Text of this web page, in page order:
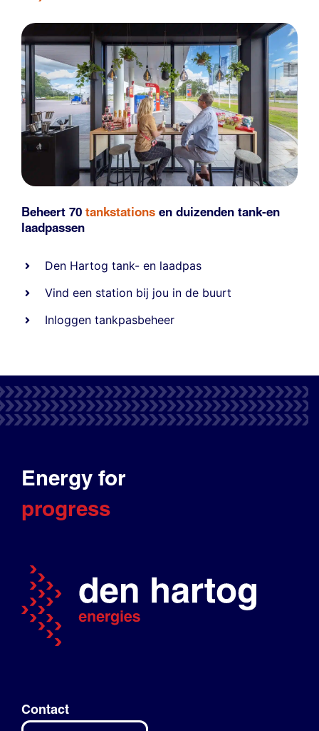
Beheert 70 tankstations en duizenden tank-en
laadpassen
Den Hartog tank- en laadpas
Vind een station bij jou in de buurt
Inloggen tankpasbeheer
Energy for
progress
Contact